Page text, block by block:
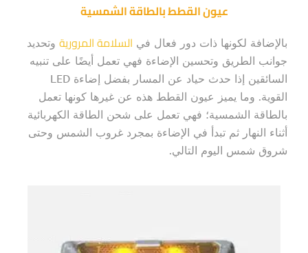
عيون القطط بالطاقة الشمسية
بالإضافة لكونها ذات دور فعال في السلامة المرورية وتحديد
جوانب الطريق وتحسين الإضاءة فهي تعمل أيضًا على تنبيه
السائقين إذا حدث حياد عن المسار بفضل إضاءة LED
القوية. وما يميز عيون القطط هذه عن غيرها كونها تعمل
بالطاقة الشمسية؛ فهي تعمل على شحن الطاقة الكهربائية
أثناء النهار ثم تبدأ في الإضاءة بمجرد غروب الشمس وحتى
شروق شمس اليوم التالي.